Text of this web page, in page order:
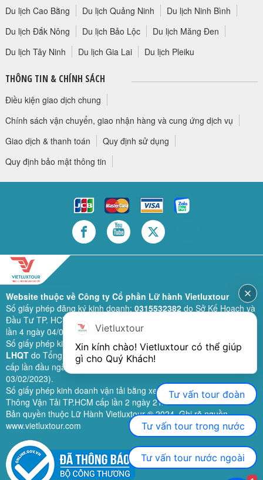
Du lịch Cao Bằng Du lịch Quảng Ninh
Du lịch Ninh Bình
Du lịch Đắk Nông
Du lịch Bảo Lộc
Du lịch Măng Đen
Du lịch Tây Ninh
Du lịch Gia Lai Du lịch Pleiku
THÔNG TIN & CHÍNH SÁCH
Điều kiện giao dịch chung
Chính sách vận chuyển, giao nhận hàng và cung ứng dịch vụ
Giao dịch & thanh toán
Quy định sử dụng
Quy định bảo mật thông tin
Website thuộc về Công ty Cổ phần Lữ hành Vietluxtour
Số giấy phép đăng ký kinh doanh: 0315532382do Sở Kế Hoạch và
Đầu Tư TP. HCM cấp lần đầu ngày 28/02/2019 (sửa đổi bổ sung
lần 4 ngày 04/06/2024).
Số giấy phép kinh doanh lữ hành quốc tế:79-1111/2019/TCDL-GP
LHQTdo Tổng Cục Du Lịch (nay là Cục Du lịch quốc gia Việt Nam)
cấp lần đầu ngày 26/09/2019 (sửa đổi, bổ sung lần 3 ngày
03/02/2023).
Số giấy phép kinh doanh vận tải bằng xe ô tô:11924do Sở Giao
Thông Vận Tải TP.HCM cấp lần 2 ngày 21/02/2023.
Bản quyền thuộc Lữ Hành Vietluxtour ® 2024. Ghi rõ nguồn
www.vietluxtour.com
Vietluxtour
Xin kính chào! Vietluxtour có thể giúp
gì cho Quý Khách!
Tư vấn tour đoàn
Tư vấn tour trong nước
Tư vấn tour nước ngoài